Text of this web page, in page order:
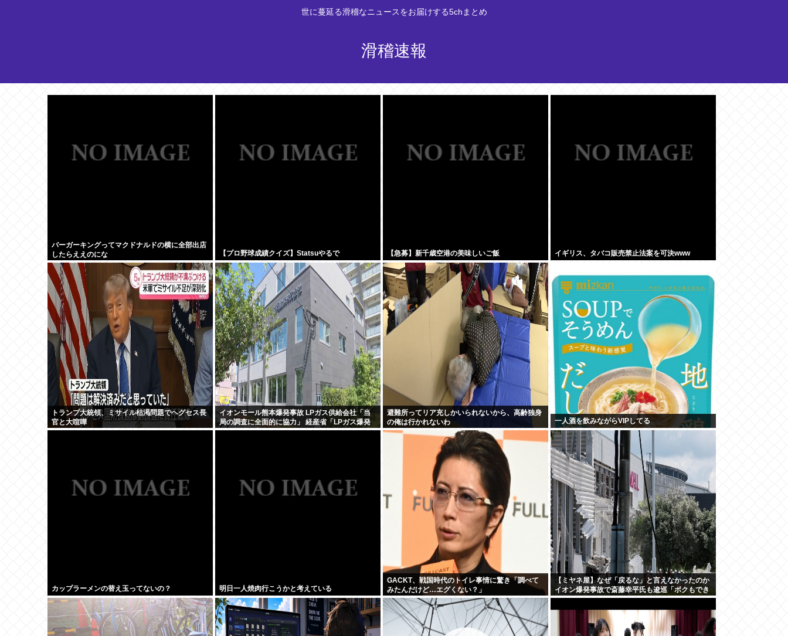
世に蔓延る滑稽なニュースをお届けする5chまとめ
滑稽速報
バーガーキングってマクドナルドの横に全部出店
したらええのにな
【プロ野球成績クイズ】Statsuやるで 【急募】新千歳空港の美味しいご飯 イギリス、タバコ販売禁止法案を可決www
トランプ大統領、ミサイル枯渇問題でヘグセス長
官と大喧嘩
イオンモール熊本爆発事故 LPガス供給会社「当
局の調査に全面的に協力」 経産省「LPガス爆発
の可能性が高いとする見解で一致」と発表
避難所ってリア充しかいられないから、高齢独身
の俺は行かれないわ
一人酒を飲みながらVIPしてる
カップラーメンの替え玉ってないの？ 明日一人焼肉行こうかと考えている
GACKT、戦国時代のトイレ事情に驚き「調べて
みたんだけど…エグくない？」
【ミヤネ屋】なぜ「戻るな」と言えなかったのか
イオン爆発事故で斎藤幸平氏も逡巡「ボクもでき
なかっただろうなあ」